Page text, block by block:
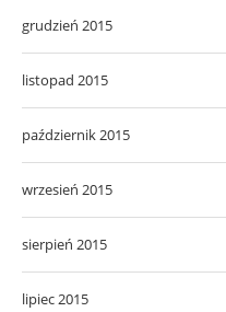
grudzień 2015
listopad 2015
październik 2015
wrzesień 2015
sierpień 2015
lipiec 2015